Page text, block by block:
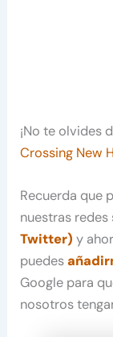
¡No te olvides
Crossing New
Recuerda que
nuestras
Twitter) y
puedes
Google para
nosotros